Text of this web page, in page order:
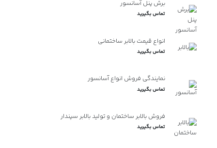
برش پنل آسانسور
تماس بگیرید
انواع قیمت بالابر ساختمانی
تماس بگیرید
نمایندگی فروش انواع آسانسور
تماس بگیرید
فروش بالابر ساختمان و تولید بالابر سپندار
تماس بگیرید